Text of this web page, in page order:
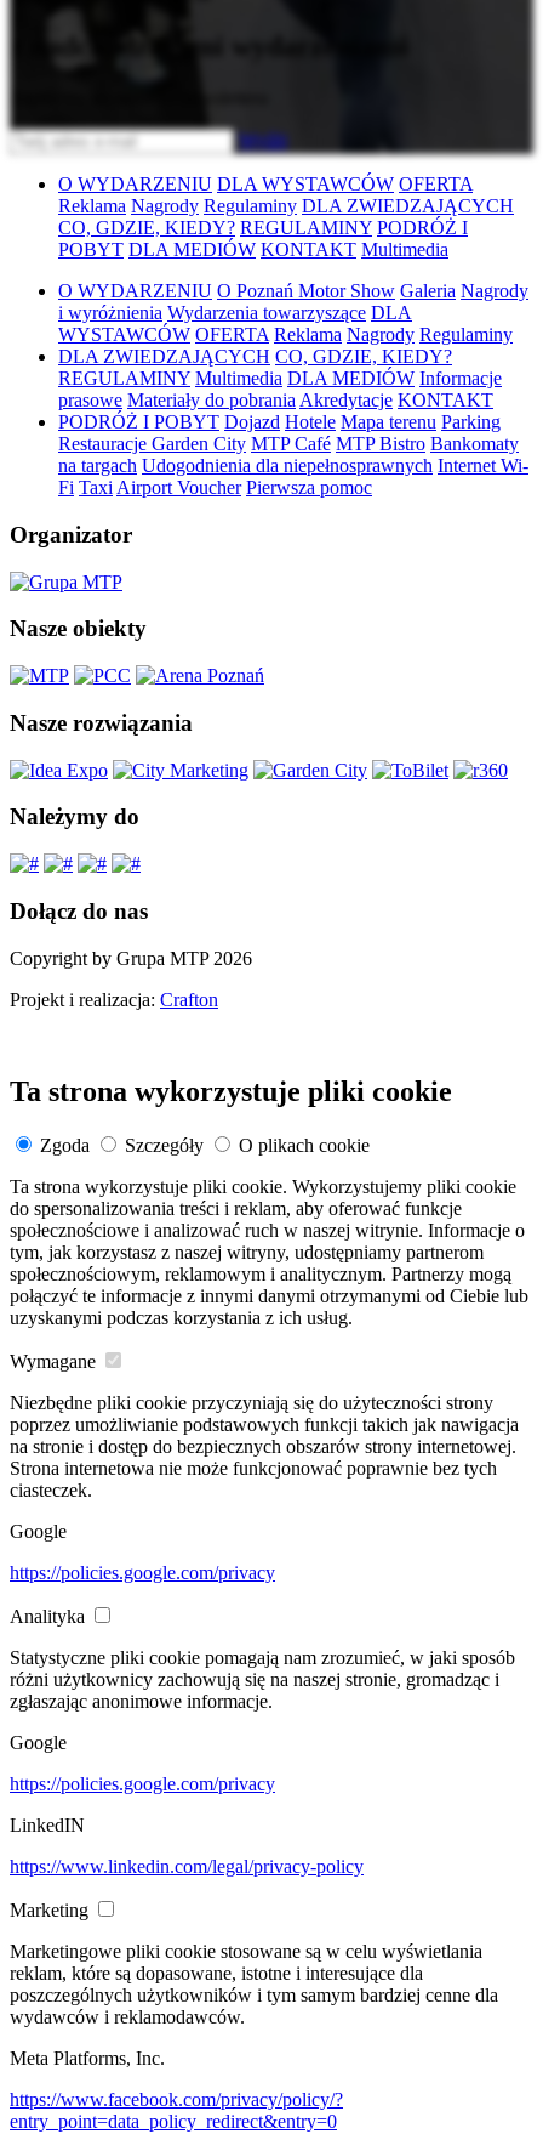
z nadchodzącymi wydarzeniami
Wyślij
O WYDARZENIU DLA WYSTAWCÓW OFERTA
Reklama Nagrody Regulaminy DLA ZWIEDZAJĄCYCH
CO, GDZIE, KIEDY? REGULAMINY PODRÓŻ I
POBYT DLA MEDIÓW KONTAKT Multimedia
O WYDARZENIU O Poznań Motor Show Galeria Nagrody
i wyróżnienia Wydarzenia towarzyszące DLA
WYSTAWCÓW OFERTA Reklama Nagrody Regulaminy
DLA ZWIEDZAJĄCYCH CO, GDZIE, KIEDY?
REGULAMINY Multimedia DLA MEDIÓW Informacje
prasowe Materiały do pobrania Akredytacje KONTAKT
PODRÓŻ I POBYT Dojazd Hotele Mapa terenu Parking
Restauracje Garden City MTP Café MTP Bistro Bankomaty
na targach Udogodnienia dla niepełnosprawnych Internet Wi-
Fi Taxi Airport Voucher Pierwsza pomoc
Organizator
Nasze obiekty
Nasze rozwiązania
Należymy do
Dołącz do nas
Copyright by Grupa MTP 2026
Projekt i realizacja: Crafton
Ta strona wykorzystuje pliki cookie
Zgoda Szczegóły
O plikach cookie
Ta strona wykorzystuje pliki cookie. Wykorzystujemy pliki cookie
do spersonalizowania treści i reklam, aby oferować funkcje
społecznościowe i analizować ruch w naszej witrynie. Informacje o
tym, jak korzystasz z naszej witryny, udostępniamy partnerom
społecznościowym, reklamowym i analitycznym. Partnerzy mogą
połączyć te informacje z innymi danymi otrzymanymi od Ciebie lub
uzyskanymi podczas korzystania z ich usług.
Wymagane
Niezbędne pliki cookie przyczyniają się do użyteczności strony
poprzez umożliwianie podstawowych funkcji takich jak nawigacja
na stronie i dostęp do bezpiecznych obszarów strony internetowej.
Strona internetowa nie może funkcjonować poprawnie bez tych
ciasteczek.
Google
https://policies.google.com/privacy
Analityka
Statystyczne pliki cookie pomagają nam zrozumieć, w jaki sposób
różni użytkownicy zachowują się na naszej stronie, gromadząc i
zgłaszając anonimowe informacje.
Google
https://policies.google.com/privacy
LinkedIN
https://www.linkedin.com/legal/privacy-policy
Marketing
Marketingowe pliki cookie stosowane są w celu wyświetlania
reklam, które są dopasowane, istotne i interesujące dla
poszczególnych użytkowników i tym samym bardziej cenne dla
wydawców i reklamodawców.
Meta Platforms, Inc.
https://www.facebook.com/privacy/policy/?
entry_point=data_policy_redirect&entry=0